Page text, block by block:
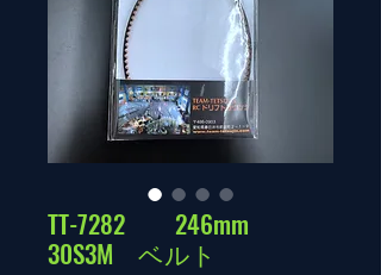
TT-7282 246mm
30S3M ベルト